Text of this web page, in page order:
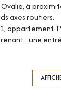
à
axes routiers.
appartement
: une
chaude
80€ de